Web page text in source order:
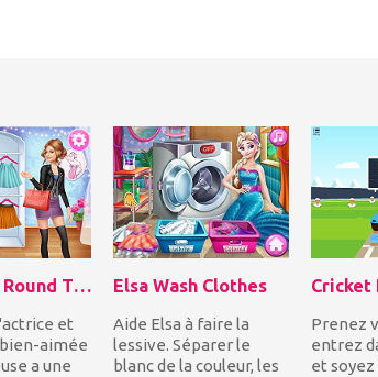
Lucy Hale Round The Clock Fashionista
et
aimée
a une
Elsa Wash Clothes
Aide Elsa à faire la
lessive. Séparer le
blanc de la couleur, les
Cricket
Prenez
entrez
et